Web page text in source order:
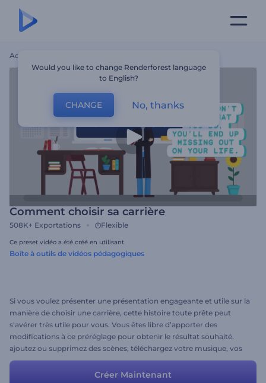
Accueil
Comment choisir sa carrière
508K+ Exportations Flexible
Ce preset vidéo a été créé en utilisant
Boîte à outils de vidéos pédagogiques
Si vous voulez présenter une présentation engageante et utile sur la
manière de choisir une carrière, cette histoire toute prête peut
s'avérer très utile pour vous. Vous êtes libre d’apporter des
modifications à ce préréglage pour obtenir le résultat souhaité.
ajoutez ou supprimez des scènes, téléchargez votre musique, vos
images et modifiez les textes.
Créer Maintenant
Would you like to change Renderforest language
to English?
CHANGE No, thanks